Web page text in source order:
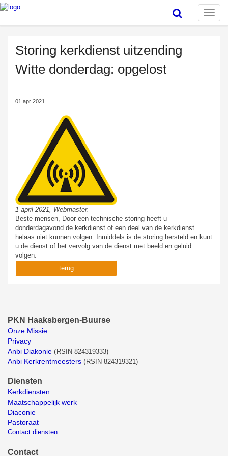
Toggle
Storing kerkdienst uitzending
Witte donderdag: opgelost
01 apr 2021
1 april 2021, Webmaster.
Beste mensen, Door een technische storing heeft u
donderdagavond de kerkdienst of een deel van de kerkdienst
helaas niet kunnen volgen. Inmiddels is de storing hersteld en kunt
u de dienst of het vervolg van de dienst met beeld en geluid
volgen.
terug
PKN Haaksbergen-Buurse
Onze Missie
Privacy
Anbi Diakonie (RSIN 824319333)
Anbi Kerkrentmeesters (RSIN 824319321)
Diensten
Kerkdiensten
Maatschappelijk werk
Diaconie
Pastoraat
Contact diensten
Contact